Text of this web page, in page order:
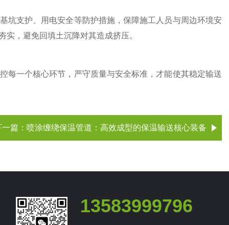
支护、用电安全等防护措施，保障施工人员与周边环境安
，避免回填土沉降对其造成挤压。
一个核心环节，严守质量与安全标准，才能使其稳定输送
篇： 喷涂缠绕保温管道：高效成型的保温输送核心装备
13583999796